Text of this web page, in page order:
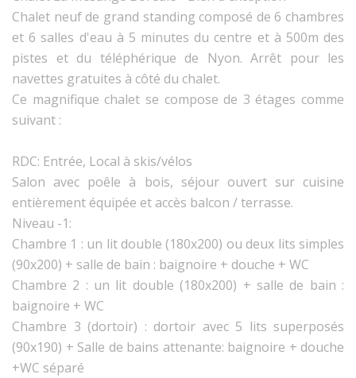
Chalet neuf de grand standing composé de 6 chambres
et 6 salles d'eau à 5 minutes du centre et à 500m des
pistes et du téléphérique de Nyon. Arrêt pour les
navettes gratuites à côté du chalet.
Ce magnifique chalet se compose de 3 étages comme
suivant :
RDC: Entrée, Local à skis/vélos
Salon avec poêle à bois, séjour ouvert sur cuisine
entièrement équipée et accès balcon / terrasse.
Niveau -1:
Chambre 1 : un lit double (180x200) ou deux lits simples
(90x200) + salle de bain : baignoire + douche + WC
Chambre 2 : un lit double (180x200) + salle de bain :
baignoire + WC
Chambre 3 (dortoir) : dortoir avec 5 lits superposés
(90x190) + Salle de bains attenante: baignoire + douche
+WC séparé